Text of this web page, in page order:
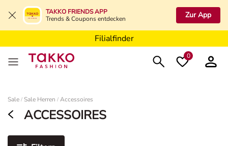
TAKKO FRIENDS APP
Trends & Coupons entdecken
Zur App
Filialfinder
Filialfinder
0
Sale / Sale Herren / Accessoires
ACCESSOIRES